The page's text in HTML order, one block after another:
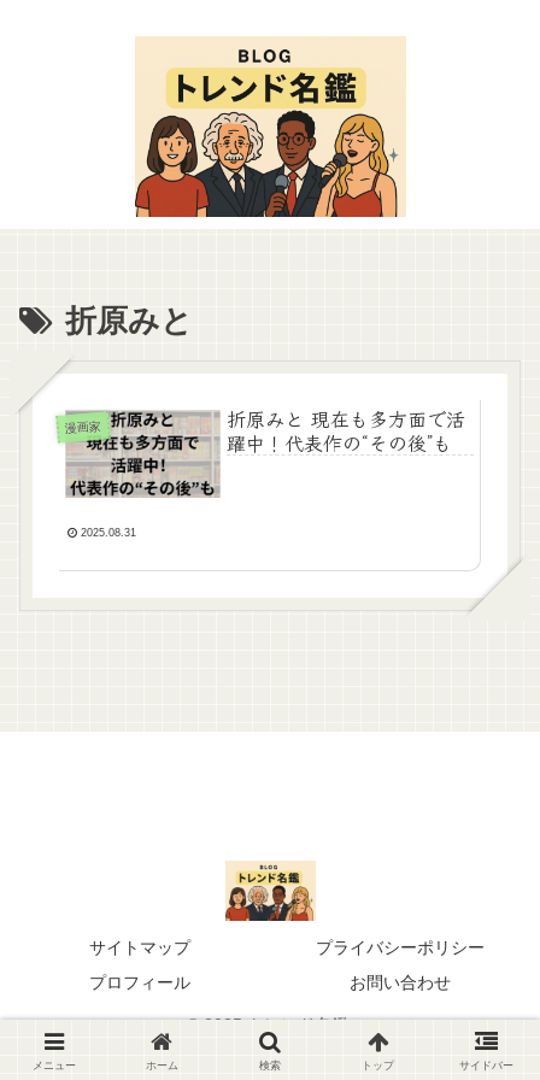
折原みと
漫画家
折原みと 現在も多方面で活
躍中！代表作の“その後”も
2025.08.31
サイトマップ
プライバシーポリシー
プロフィール
お問い合わせ
© 2025 トレンド名鑑.
メニュー ホーム 検索 トップ サイドバー